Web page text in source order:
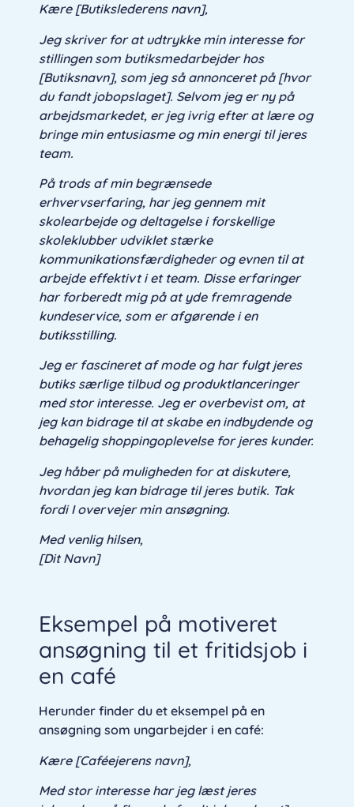
Kære [Butikslederens navn],
Jeg skriver for at udtrykke min interesse for
stillingen som butiksmedarbejder hos
[Butiksnavn], som jeg så annonceret på [hvor
du fandt jobopslaget]. Selvom jeg er ny på
arbejdsmarkedet, er jeg ivrig efter at lære og
bringe min entusiasme og min energi til jeres
team.
På trods af min begrænsede
erhvervserfaring, har jeg gennem mit
skolearbejde og deltagelse i forskellige
skoleklubber udviklet stærke
kommunikationsfærdigheder og evnen til at
arbejde effektivt i et team. Disse erfaringer
har forberedt mig på at yde fremragende
kundeservice, som er afgørende i en
butiksstilling.
Jeg er fascineret af mode og har fulgt jeres
butiks særlige tilbud og produktlanceringer
med stor interesse. Jeg er overbevist om, at
jeg kan bidrage til at skabe en indbydende og
behagelig shoppingoplevelse for jeres kunder.
Jeg håber på muligheden for at diskutere,
hvordan jeg kan bidrage til jeres butik. Tak
fordi I overvejer min ansøgning.
Med venlig hilsen,
[Dit Navn]
Eksempel på motiveret
ansøgning til et fritidsjob i
en café
Herunder finder du et eksempel på en
ansøgning som ungarbejder i en café:
Kære [Caféejerens navn],
Med stor interesse har jeg læst jeres